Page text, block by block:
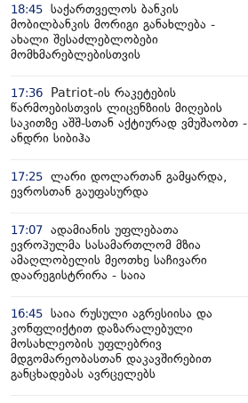
18:45 საქართველოს ბანკის
მობილბანკის მორიგი განახლება -
ახალი შესაძლებლობები
მომხმარებლებისთვის
17:36
Patriot-ის რაკეტების
წარმოებისთვის ლიცენზიის მიღების
საკითზე აშშ-სთან აქტიურად ვმუშაობთ -
ანდრი სიბიჰა
17:25 ლარი დოლართან გამყარდა,
ევროსთან გაუფასურდა
17:07 ადამიანის უფლებათა
ევროპულმა სასამართლომ მზია
ამაღლობელის მეოთხე საჩივარი
დაარეგისტრირა - საია
16:45 საია რუსული აგრესიისა და
კონფლიქტით დაზარალებული
მოსახლეობის უფლებრივ
მდგომარეობასთან დაკავშირებით
განცხადებას ავრცელებს